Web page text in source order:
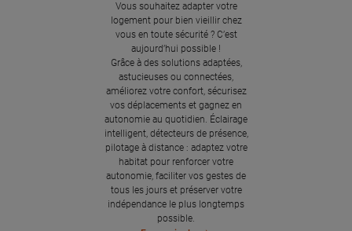
Vous souhaitez adapter votre
logement pour bien vieillir chez
vous en toute sécurité ? C’est
aujourd’hui possible !
Grâce à des solutions adaptées,
astucieuses ou connectées,
améliorez votre confort, sécurisez
vos déplacements et gagnez en
autonomie au quotidien. Éclairage
intelligent, détecteurs de présence,
pilotage à distance : adaptez votre
habitat pour renforcer votre
autonomie, faciliter vos gestes de
tous les jours et préserver votre
indépendance le plus longtemps
possible.